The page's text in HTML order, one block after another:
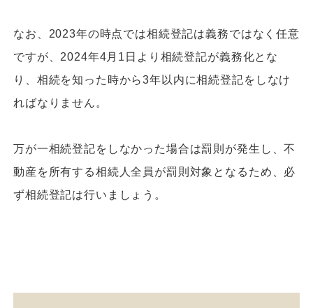
なお、2023年の時点では相続登記は義務ではなく任意
ですが、2024年4月1日より相続登記が義務化とな
り、相続を知った時から3年以内に相続登記をしなけ
ればなりません。
万が一相続登記をしなかった場合は罰則が発生し、不
動産を所有する相続人全員が罰則対象となるため、必
ず相続登記は行いましょう。